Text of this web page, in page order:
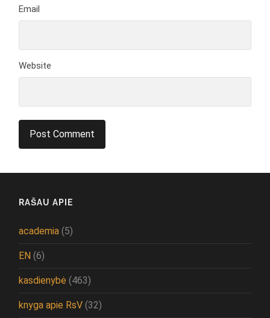
Email
Website
RAŠAU APIE
academia (5)
EN (6)
kasdienybė (463)
knyga apie RsV (32)